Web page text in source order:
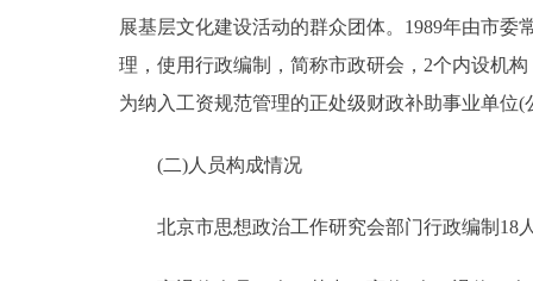
政务服务
个人服务
便民服务
中介服务
展基层文化建设活动的群众团体。1989年由市委
理，使用行政编制，简称市政研会，2个内设机
为纳入工资规范管理的正处级财政补助事业单位(
(二)人员构成情况
北京市思想政治工作研究会部门行政编制18